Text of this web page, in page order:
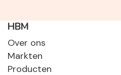
HBM
Over ons
Markten
Producten